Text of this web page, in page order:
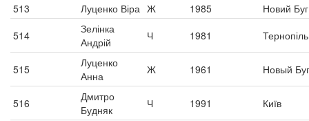
513
Луценко Віра Ж 1985
Новий Буг
514
Зелінка
Андрій
Ч 1981 Тернопіль
515
Луценко
Анна
Ж 1961 Новый Буг
516
Дмитро
Будняк
Ч 1991 Київ